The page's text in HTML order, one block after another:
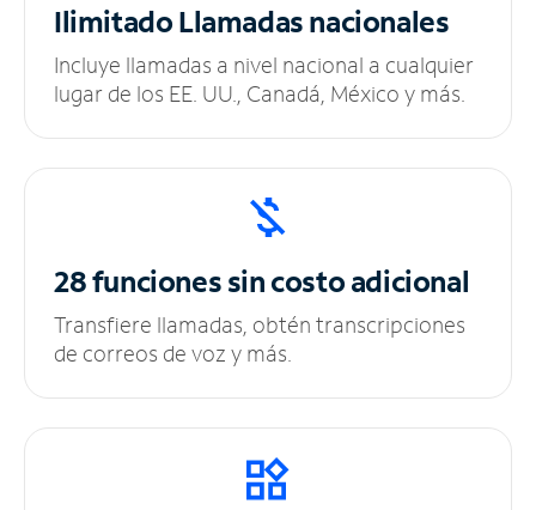
IlimitadoLlamadas nacionales
Incluye llamadas a nivel nacional a cualquier
lugar de los EE. UU., Canadá, México y más.
28 funciones sincosto adicional
Transfiere llamadas, obtén transcripciones
de correos de voz y más.